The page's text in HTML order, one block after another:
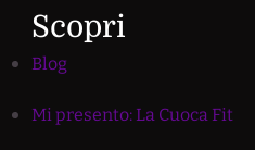
Scopri
Blog
Mi presento: La Cuoca Fit